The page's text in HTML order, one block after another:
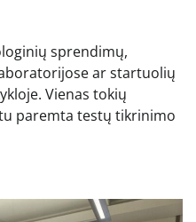
sprendimų,
ar startuolių
Vienas tokių
paremta testų tikrinimo